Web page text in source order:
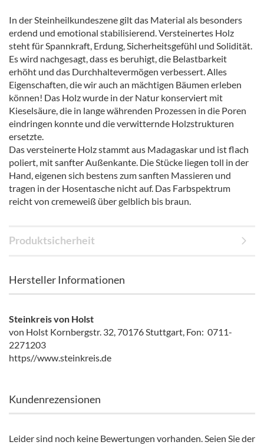
In der Steinheilkundeszene gilt das Material als besonders
erdend und emotional stabilisierend. Versteinertes Holz
steht für Spannkraft, Erdung, Sicherheitsgefühl und Solidität.
Es wird nachgesagt, dass es beruhigt, die Belastbarkeit
erhöht und das Durchhaltevermögen verbessert. Alles
Eigenschaften, die wir auch an mächtigen Bäumen erleben
können! Das Holz wurde in der Natur konserviert mit
Kieselsäure, die in lange währenden Prozessen in die Poren
eindringen konnte und die verwitternde Holzstrukturen
ersetzte.
Das versteinerte Holz stammt aus Madagaskar und ist flach
poliert, mit sanfter Außenkante. Die Stücke liegen toll in der
Hand, eigenen sich bestens zum sanften Massieren und
tragen in der Hosentasche nicht auf. Das Farbspektrum
reicht von cremeweiß über gelblich bis braun.
Produktsicherheit
Hersteller Informationen
Steinkreis von Holst
von Holst Kornbergstr. 32, 70176 Stuttgart, Fon: 0711-
2271203
https//www.steinkreis.de
Kundenrezensionen
Leider sind noch keine Bewertungen vorhanden. Seien Sie der